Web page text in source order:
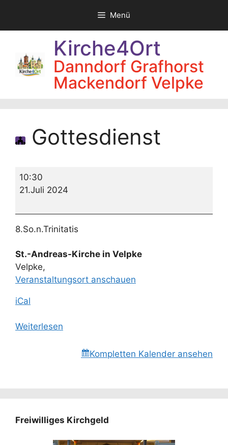
springen
Menü
Kirche4Ort
Danndorf Grafhorst
Mackendorf Velpke
Gottesdienst
Gottesdienst
10:30
21.Juli 2024
8.So.n.Trinitatis
St.-Andreas-Kirche in Velpke
Velpke,
Veranstaltungsort anschauen
iCal
Weiterlesen
Kompletten Kalender ansehen
Freiwilliges Kirchgeld